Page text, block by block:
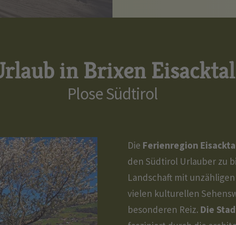
in Brixen Eisacktal
Plose Südtirol
Die Ferienregion
den Südtirol Urlauber zu
Landschaft mit
vielen kulturellen
besonderen Reiz. Die